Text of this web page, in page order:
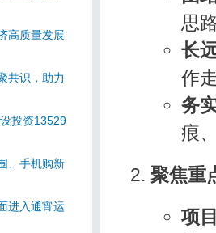
高质量发展
共识，助力
投资13529
、手机购新
进入通宵运
思
长
作
务
痕
聚焦重
项